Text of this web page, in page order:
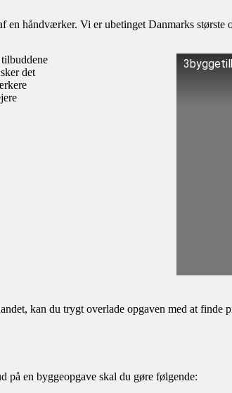
håndværker. Vi er ubetinget Danmarks største
det
kan du trygt overlade opgaven med at finde
en byggeopgave skal du gøre følgende: